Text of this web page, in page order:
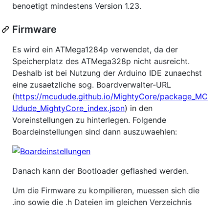
benoetigt mindestens Version 1.23.
Firmware
Es wird ein ATMega1284p verwendet, da der
Speicherplatz des ATMega328p nicht ausreicht.
Deshalb ist bei Nutzung der Arduino IDE zunaechst
eine zusaetzliche sog. Boardverwalter-URL
(https://mcudude.github.io/MightyCore/package_MC
Udude_MightyCore_index.json) in den
Voreinstellungen zu hinterlegen. Folgende
Boardeinstellungen sind dann auszuwaehlen:
Danach kann der Bootloader geflashed werden.
Um die Firmware zu kompilieren, muessen sich die
.ino sowie die .h Dateien im gleichen Verzeichnis